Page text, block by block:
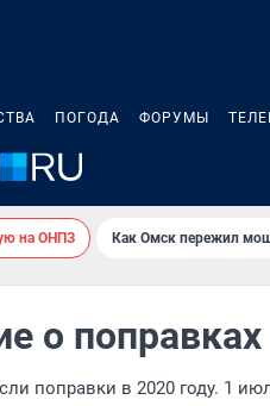
ПОГОДА ФОРУМЫ
на ОНПЗ Как Омск пережил
о
поправки в 2020 году. 1